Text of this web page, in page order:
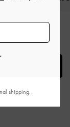
dan
shipping.